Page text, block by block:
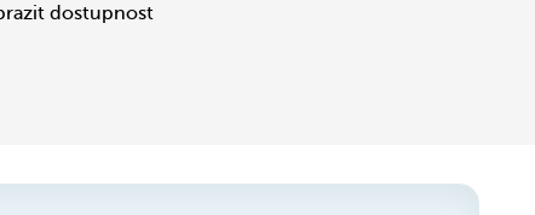
dostupnost